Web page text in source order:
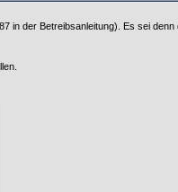
in der Betreibsanleitung). Es sei